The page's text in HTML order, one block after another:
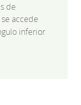
de
accede
inferior